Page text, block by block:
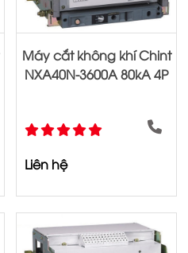
Máy cắt không khí Chint
NXA40N-3600A 80kA 4P
Liên hệ